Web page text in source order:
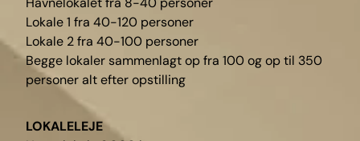
Lokale 1 fra 40-120 personer
Lokale 2 fra 40-100 personer
Begge lokaler sammenlagt op fra 100 og op til 350
personer alt efter opstilling
LOKALELEJE